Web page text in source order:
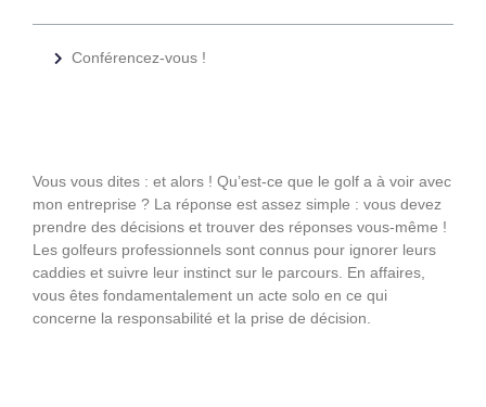
Conférencez-vous !
Vous vous dites : et alors ! Qu’est-ce que le golf a à voir avec
mon entreprise ? La réponse est assez simple : vous devez
prendre des décisions et trouver des réponses vous-même !
Les golfeurs professionnels sont connus pour ignorer leurs
caddies et suivre leur instinct sur le parcours. En affaires,
vous êtes fondamentalement un acte solo en ce qui
concerne la responsabilité et la prise de décision.